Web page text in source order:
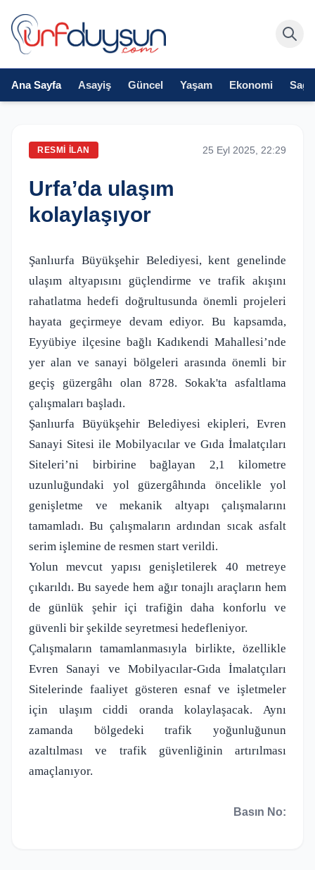
Ana Sayfa Asayiş Güncel Yaşam Ekonomi
RESMI İLAN 25 Eyl 2025, 22:29
Urfa’da ulaşım
kolaylaşıyor
Şanlıurfa Büyükşehir Belediyesi, kent genelinde
ulaşım altyapısını güçlendirme ve trafik akışını
rahatlatma hedefi doğrultusunda önemli projeleri
hayata geçirmeye devam ediyor. Bu kapsamda,
Eyyübiye ilçesine bağlı Kadıkendi Mahallesi’nde
yer alan ve sanayi bölgeleri arasında önemli bir
geçiş güzergâhı olan 8728. Sokak'ta asfaltlama
çalışmaları başladı.
Şanlıurfa Büyükşehir Belediyesi ekipleri, Evren
Sanayi Sitesi ile Mobilyacılar ve Gıda İmalatçıları
Siteleri’ni birbirine bağlayan 2,1 kilometre
uzunluğundaki yol güzergâhında öncelikle yol
genişletme ve mekanik altyapı çalışmalarını
tamamladı. Bu çalışmaların ardından sıcak asfalt
serim işlemine de resmen start verildi.
Yolun mevcut yapısı genişletilerek 40 metreye
çıkarıldı. Bu sayede hem ağır tonajlı araçların hem
de günlük şehir içi trafiğin daha konforlu ve
güvenli bir şekilde seyretmesi hedefleniyor.
Çalışmaların tamamlanmasıyla birlikte, özellikle
Evren Sanayi ve Mobilyacılar-Gıda İmalatçıları
Sitelerinde faaliyet gösteren esnaf ve işletmeler
için ulaşım ciddi oranda kolaylaşacak. Aynı
zamanda bölgedeki trafik yoğunluğunun
azaltılması ve trafik güvenliğinin artırılması
amaçlanıyor.
Basın No: